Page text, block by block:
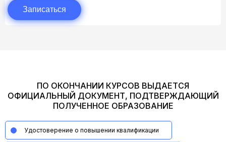
Записаться
ПО ОКОНЧАНИИ КУРСОВ ВЫДАЕТСЯ
ОФИЦИАЛЬНЫЙ ДОКУМЕНТ, ПОДТВЕРЖДАЮЩИЙ
ПОЛУЧЕННОЕ ОБРАЗОВАНИЕ
Удостоверение о повышении квалификации